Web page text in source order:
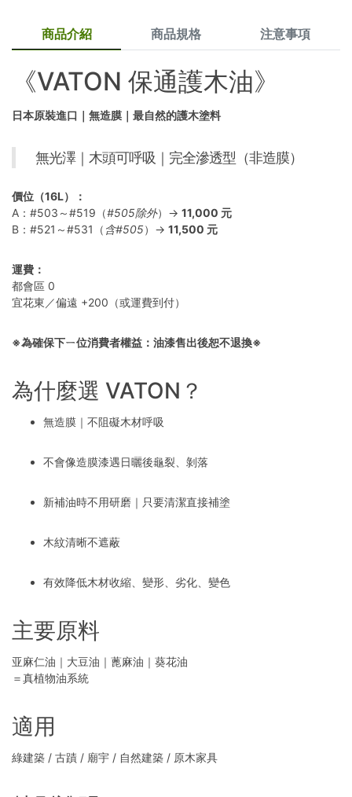
商品介紹 商品規格 注意事項
《VATON 保通護木油》
日本原裝進口｜無造膜｜最自然的護木塗料
無光澤｜木頭可呼吸｜完全滲透型（非造膜）
價位（16L）：
A：#503～#519（#505除外）→ 11,000 元
B：#521～#531（ 含#505）→ 11,500 元
運費：
都會區 0
宜花東／偏遠 +200（或運費到付）
※為確保下ㄧ位消費者權益：油漆售出後恕不退換※
為什麼選 VATON？
無造膜｜不阻礙木材呼吸
不會像造膜漆遇日曬後龜裂、剝落
新補油時不用研磨｜只要清潔直接補塗
木紋清晰不遮蔽
有效降低木材收縮、變形、劣化、變色
主要原料
亚麻仁油｜大豆油｜蓖麻油｜葵花油
＝真植物油系統
適用
綠建築 / 古蹟 / 廟宇 / 自然建築 / 原木家具